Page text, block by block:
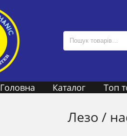
Головна Каталог Топ
Лезо /